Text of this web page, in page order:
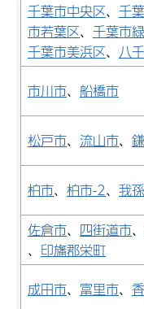
千葉市中央区、 千
市若葉区、 千葉市
千葉市美浜区、 八
市川市、 船橋市
松戸市、 流山市、
柏市、 柏市-2、 我
佐倉市、 四街道市、
、 印旛郡栄町
成田市、 富里市、